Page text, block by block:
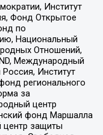
Институт
Фонд Открытое
по
Национальный
Отношений,
Международный
Институт
регионального
за
центр
фонд Маршалла
центр защиты